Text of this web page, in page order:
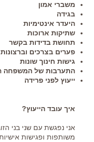
משברי אמון
בגידה
היעדר אינטימיות
שתיקות ארוכות
תחושת בדידות בקשר
פערים בצרכים וברצונות
גישות חינוך שונות
התערבות של המשפחה
ייעוץ לפני פרידה
איך עובד הייעוץ?
אני נפגשת עם שני בני
משותפות ופגישות